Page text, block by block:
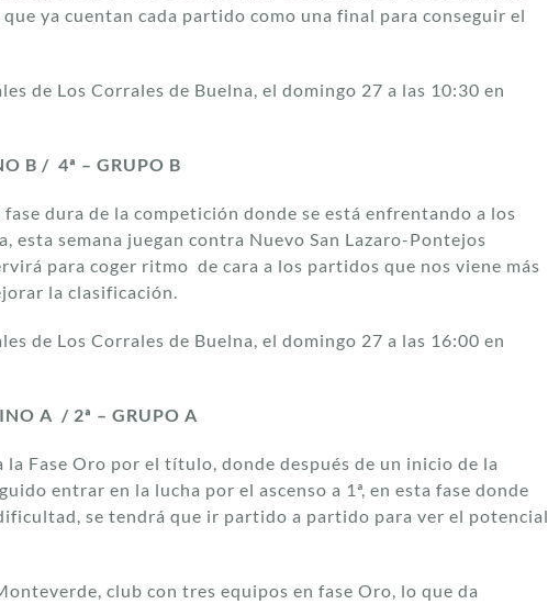
ya cuentan cada partido como una final para conseguir el
de Los Corrales de Buelna, el domingo 27 a las 10:30 en
B / 4ª – GRUPO B
fase dura de la competición donde se está enfrentando a los
esta semana juegan contra Nuevo San Lazaro-Pontejos
para coger ritmo de cara a los partidos que nos viene más
la clasificación.
de Los Corrales de Buelna, el domingo 27 a las 16:00 en
A / 2ª – GRUPO A
la Fase Oro por el título, donde después de un inicio de la
entrar en la lucha por el ascenso a 1ª, en esta fase donde
se tendrá que ir partido a partido para ver el potencial
club con tres equipos en fase Oro, lo que da